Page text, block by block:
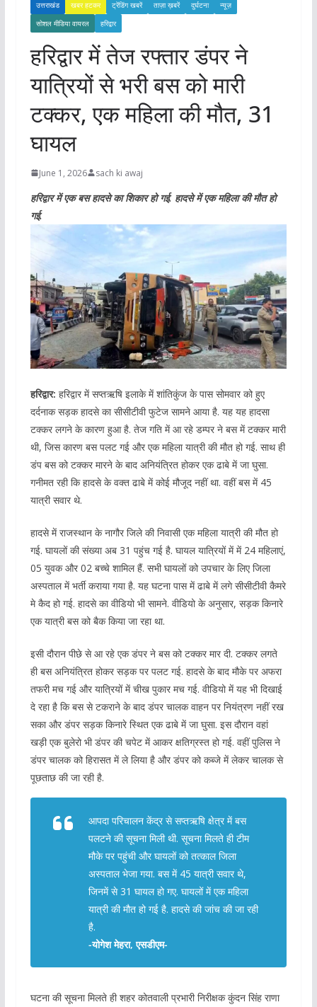
उत्तराखंड खबर हटकर ट्रेंडिंग खबरें ताज़ा ख़बरें दुर्घटना
न्यूज़
सोशल मीडिया वायरल
हरिद्वार
हरिद्वार में तेज रफ्तार डंपर ने
यात्रियों से भरी बस को मारी
टक्कर, एक महिला की मौत, 31
घायल
June 1, 2026 sach ki awaj
हरिद्वार में एक बस हादसे का शिकार हो गई. हादसे में एक महिला की मौत हो
गई.
हरिद्वार: हरिद्वार में सप्तऋषि इलाके में शांतिकुंज के पास सोमवार को हुए
दर्दनाक सड़क हादसे का सीसीटीवी फुटेज सामने आया है. यह यह हादसा
टक्कर लगने के कारण हुआ है. तेज गति में आ रहे डम्पर ने बस में टक्कर मारी
थी, जिस कारण बस पलट गई और एक महिला यात्री की मौत हो गई. साथ ही
डंप बस को टक्कर मारने के बाद अनियंत्रित होकर एक ढाबे में जा घुसा.
गनीमत रही कि हादसे के वक्त ढाबे में कोई मौजूद नहीं था. वहीं बस में 45
यात्री सवार थे.
हादसे में राजस्थान के नागौर जिले की निवासी एक महिला यात्री की मौत हो
गई. घायलों की संख्या अब 31 पहुंच गई है. घायल यात्रियों में में 24 महिलाएं,
05 युवक और 02 बच्चे शामिल हैं. सभी घायलों को उपचार के लिए जिला
अस्पताल में भर्ती कराया गया है. यह घटना पास में ढाबे में लगे सीसीटीवी कैमरे
मे कैद हो गई. हादसे का वीडियो भी सामने. वीडियो के अनुसार, सड़क किनारे
एक यात्री बस को बैक किया जा रहा था.
इसी दौरान पीछे से आ रहे एक डंपर ने बस को टक्कर मार दी. टक्कर लगते
ही बस अनियंत्रित होकर सड़क पर पलट गई. हादसे के बाद मौके पर अफरा
तफरी मच गई और यात्रियों में चीख पुकार मच गई. वीडियो में यह भी दिखाई
दे रहा है कि बस से टकराने के बाद डंपर चालक वाहन पर नियंत्रण नहीं रख
सका और डंपर सड़क किनारे स्थित एक ढाबे में जा घुसा. इस दौरान वहां
खड़ी एक बुलेरो भी डंपर की चपेट में आकर क्षतिग्रस्त हो गई. वहीं पुलिस ने
डंपर चालक को हिरासत में ले लिया है और डंपर को कब्जे में लेकर चालक से
पूछताछ की जा रही है.
आपदा परिचालन केंद्र से सप्तऋषि क्षेत्र में बस
पलटने की सूचना मिली थी. सूचना मिलते ही टीम
मौके पर पहुंची और घायलों को तत्काल जिला
अस्पताल भेजा गया. बस में 45 यात्री सवार थे,
जिनमें से 31 घायल हो गए. घायलों में एक महिला
यात्री की मौत हो गई है. हादसे की जांच की जा रही
है.
-योगेश मेहरा, एसडीएम-
घटना की सूचना मिलते ही शहर कोतवाली प्रभारी निरीक्षक कुंदन सिंह राणा